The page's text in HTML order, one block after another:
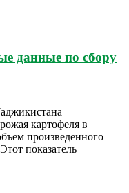
данные по сбору
картофеля в
произведенного
показатель